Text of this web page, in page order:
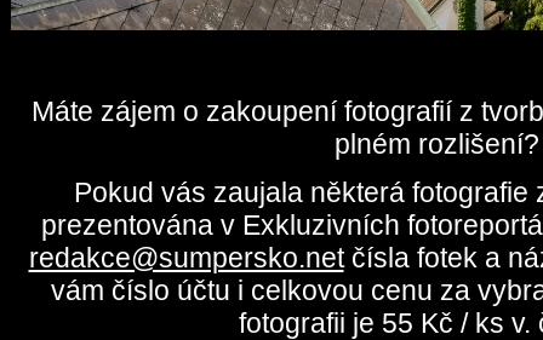
Máte zájem o zakoupení fotografií z
plném rozlišení?
Pokud vás zaujala některá fotografie
prezentována v Exkluzivních
redakce@sumpersko.netčísla fotek a
vám číslo účtu i celkovou cenu za
fotografii je 55 Kč / ks v.